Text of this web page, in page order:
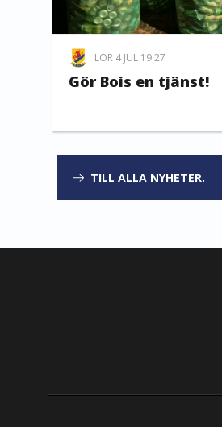
LÖR 4 JUL 19:27
Gör Bois en tjänst!
TILL ALLA NYHETER.